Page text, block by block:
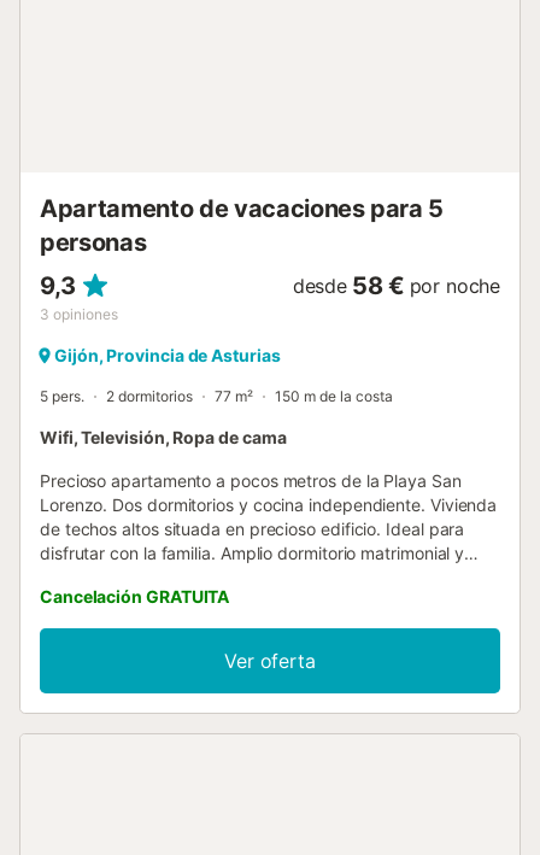
Apartamento de vacaciones para 5
personas
9,3
3 opiniones
desde 58 € por noche
Gijón, Provincia de Asturias
5 pers. 2 dormitorios 77 m² 150 m de la costa
Wifi, Televisión, Ropa de cama
Precioso apartamento a pocos metros de la Playa San
Lorenzo. Dos dormitorios y cocina independiente. Vivienda
de techos altos situada en precioso edificio. Ideal para
disfrutar con la familia. Amplio dormitorio matrimonial y
Cancelación GRATUITA
Ver oferta